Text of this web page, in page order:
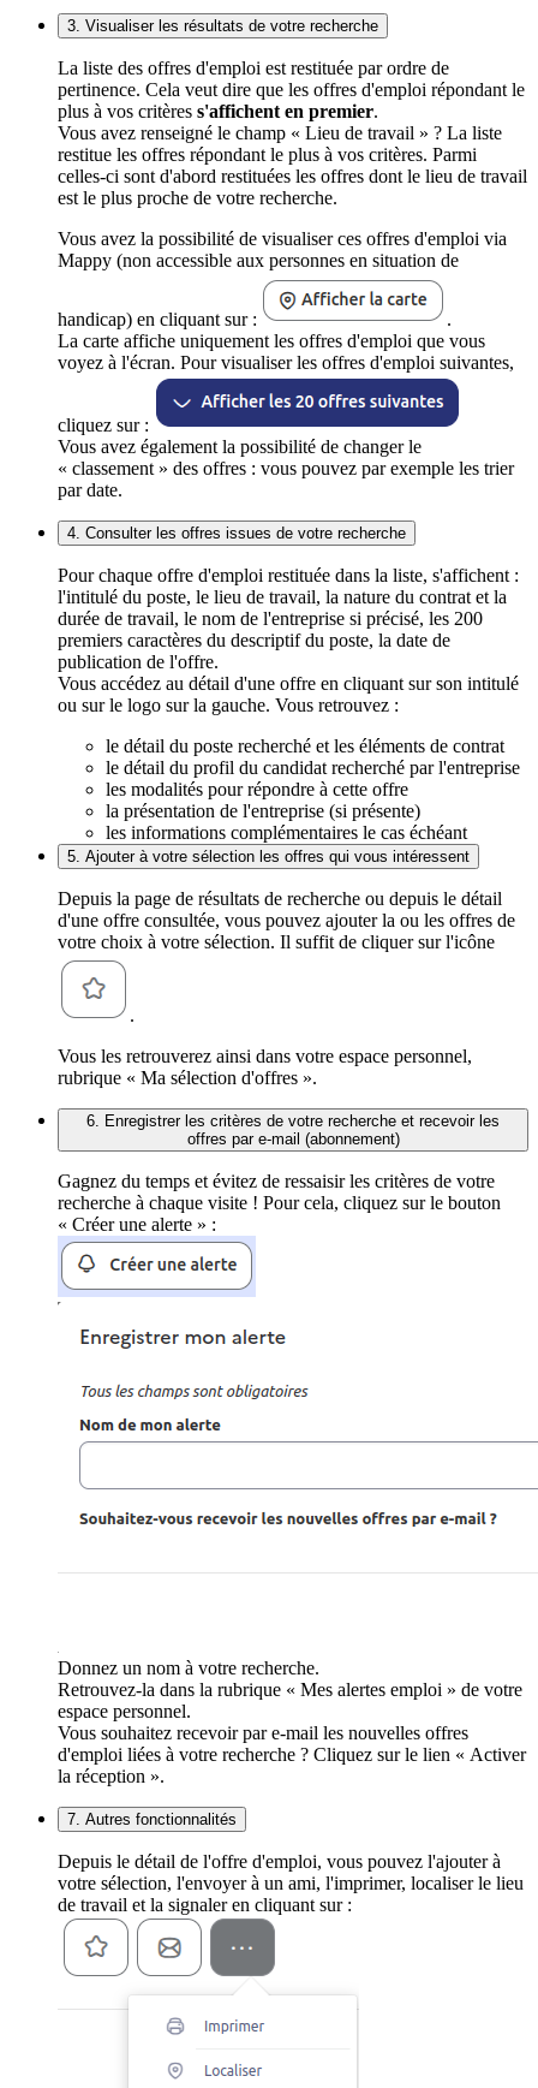
3. Visualiser les résultats de votre recherche
La liste des offres d'emploi est restituée par ordre de
pertinence. Cela veut dire que les offres d'emploi répondant le
plus à vos critères s'affichent en premier.
Vous avez renseigné le champ « Lieu de travail » ? La liste
restitue les offres répondant le plus à vos critères. Parmi
celles-ci sont d'abord restituées les offres dont le lieu de travail
est le plus proche de votre recherche.
Vous avez la possibilité de visualiser ces offres d'emploi via
Mappy (non accessible aux personnes en situation de
handicap) en cliquant sur :
.
La carte affiche uniquement les offres d'emploi que vous
voyez à l'écran. Pour visualiser les offres d'emploi suivantes,
cliquez sur :
Vous avez également la possibilité de changer le
« classement » des offres : vous pouvez par exemple les trier
par date.
4. Consulter les offres issues de votre recherche
Pour chaque offre d'emploi restituée dans la liste, s'affichent :
l'intitulé du poste, le lieu de travail, la nature du contrat et la
durée de travail, le nom de l'entreprise si précisé, les 200
premiers caractères du descriptif du poste, la date de
publication de l'offre.
Vous accédez au détail d'une offre en cliquant sur son intitulé
ou sur le logo sur la gauche. Vous retrouvez :
le détail du poste recherché et les éléments de contrat
le détail du profil du candidat recherché par l'entreprise
les modalités pour répondre à cette offre
la présentation de l'entreprise (si présente)
les informations complémentaires le cas échéant
5. Ajouter à votre sélection les offres qui vous intéressent
Depuis la page de résultats de recherche ou depuis le détail
d'une offre consultée, vous pouvez ajouter la ou les offres de
votre choix à votre sélection. Il suffit de cliquer sur l'icône
.
Vous les retrouverez ainsi dans votre espace personnel,
rubrique « Ma sélection d'offres ».
6. Enregistrer les critères de votre recherche et recevoir les
offres par e-mail (abonnement)
Gagnez du temps et évitez de ressaisir les critères de votre
recherche à chaque visite ! Pour cela, cliquez sur le bouton
« Créer une alerte » :
Donnez un nom à votre recherche.
Retrouvez-la dans la rubrique « Mes alertes emploi » de votre
espace personnel.
Vous souhaitez recevoir par e-mail les nouvelles offres
d'emploi liées à votre recherche ? Cliquez sur le lien « Activer
la réception ».
7. Autres fonctionnalités
Depuis le détail de l'offre d'emploi, vous pouvez l'ajouter à
votre sélection, l'envoyer à un ami, l'imprimer, localiser le lieu
de travail et la signaler en cliquant sur :